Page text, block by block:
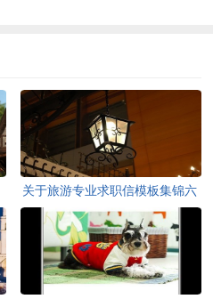
关于旅游专业求职信模板集锦六
篇